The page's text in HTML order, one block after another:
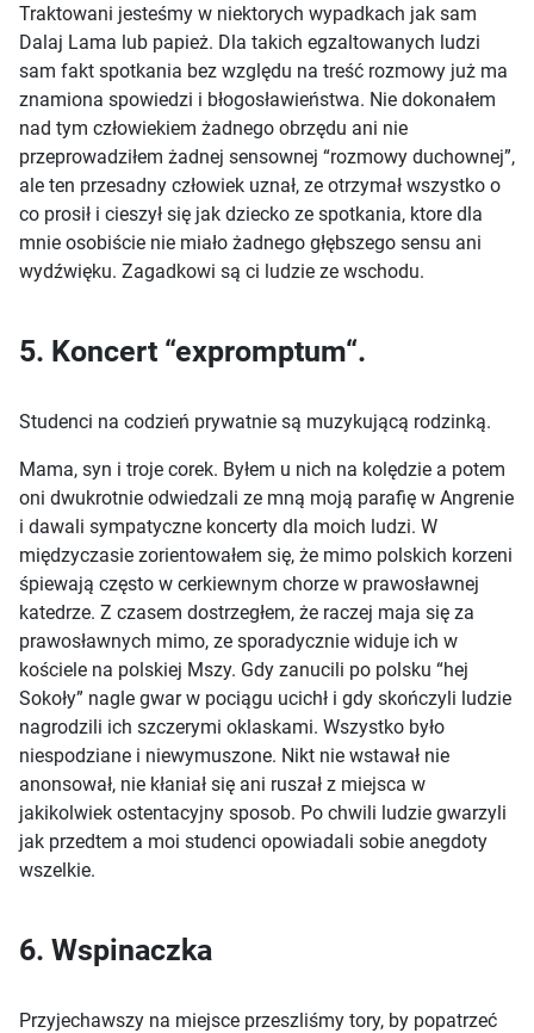
Traktowani jesteśmy w niektorych wypadkach jak sam
Dalaj Lama lub papież. Dla takich egzaltowanych ludzi
sam fakt spotkania bez względu na treść rozmowy już ma
znamiona spowiedzi i błogosławieństwa. Nie dokonałem
nad tym człowiekiem żadnego obrzędu ani nie
przeprowadziłem żadnej sensownej “rozmowy duchownej”,
ale ten przesadny człowiek uznał, ze otrzymał wszystko o
co prosił i cieszył się jak dziecko ze spotkania, ktore dla
mnie osobiście nie miało żadnego głębszego sensu ani
wydźwięku. Zagadkowi są ci ludzie ze wschodu.
5. Koncert “expromptum“.
Studenci na codzień prywatnie są muzykującą rodzinką.
Mama, syn i troje corek. Byłem u nich na kolędzie a potem
oni dwukrotnie odwiedzali ze mną moją parafię w Angrenie
i dawali sympatyczne koncerty dla moich ludzi. W
międzyczasie zorientowałem się, że mimo polskich korzeni
śpiewają często w cerkiewnym chorze w prawosławnej
katedrze. Z czasem dostrzegłem, że raczej maja się za
prawosławnych mimo, ze sporadycznie widuje ich w
kościele na polskiej Mszy. Gdy zanucili po polsku “hej
Sokoły” nagle gwar w pociągu ucichł i gdy skończyli ludzie
nagrodzili ich szczerymi oklaskami. Wszystko było
niespodziane i niewymuszone. Nikt nie wstawał nie
anonsował, nie kłaniał się ani ruszał z miejsca w
jakikolwiek ostentacyjny sposob. Po chwili ludzie gwarzyli
jak przedtem a moi studenci opowiadali sobie anegdoty
wszelkie.
6. Wspinaczka
Przyjechawszy na miejsce przeszliśmy tory, by popatrzeć